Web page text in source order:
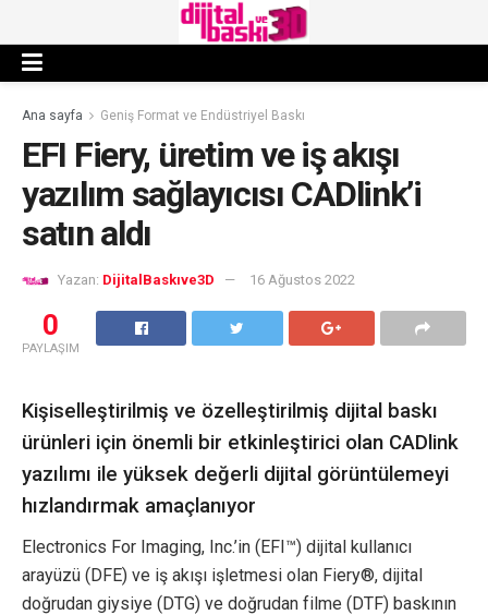
Ana sayfa Geniş Format ve Endüstriyel Baskı
EFI Fiery, üretim ve iş akışı
yazılım sağlayıcısı CADlink’i
satın aldı
Yazan: DijitalBaskıve3D 16 Ağustos 2022
0
PAYLAŞIM
Kişiselleştirilmiş ve özelleştirilmiş dijital baskı
ürünleri için önemli bir etkinleştirici olan CADlink
yazılımı ile yüksek değerli dijital görüntülemeyi
hızlandırmak amaçlanıyor
Electronics For Imaging, Inc.’in (EFI™) dijital kullanıcı
arayüzü (DFE) ve iş akışı işletmesi olan Fiery®, dijital
doğrudan giysiye (DTG) ve doğrudan filme (DTF) baskının